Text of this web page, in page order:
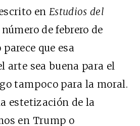
en Estudios del
de febrero de
parece que esa
arte sea buena para el
tampoco para la moral.
estetización de la
en Trump o